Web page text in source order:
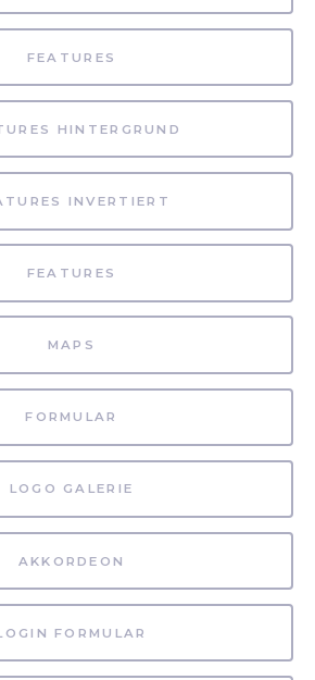
FEATURES
HINTERGRUND
INVERTIERT
FEATURES
MAPS
FORMULAR
LOGO GALERIE
AKKORDEON
FORMULAR